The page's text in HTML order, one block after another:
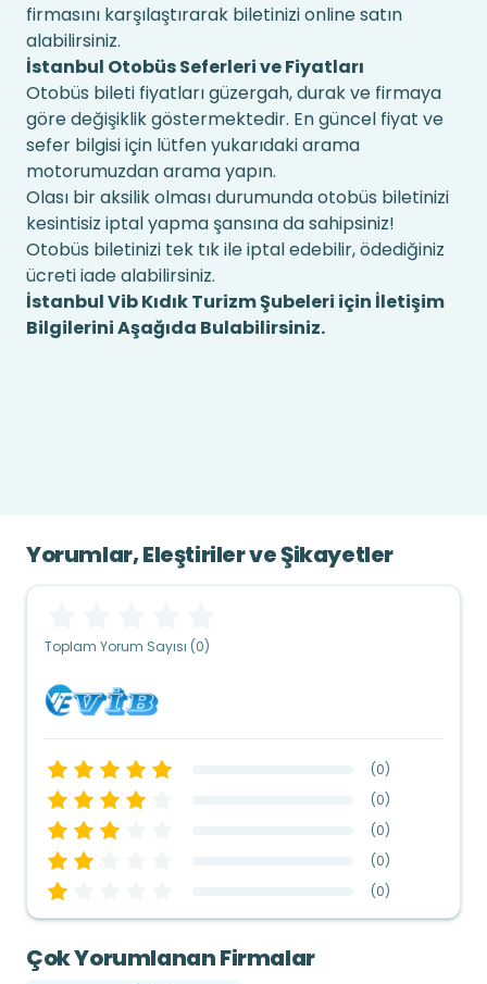
firmasını karşılaştırarak biletinizi online satın
alabilirsiniz.
İstanbul Otobüs Seferleri ve Fiyatları
Otobüs bileti fiyatları güzergah, durak ve firmaya
göre değişiklik göstermektedir. En güncel fiyat ve
sefer bilgisi için lütfen yukarıdaki arama
motorumuzdan arama yapın.
Olası bir aksilik olması durumunda otobüs biletinizi
kesintisiz iptal yapma şansına da sahipsiniz!
Otobüs biletinizi tek tık ile iptal edebilir, ödediğiniz
ücreti iade alabilirsiniz.
İstanbul Vib Kıdık Turizm Şubeleri için İletişim
Bilgilerini Aşağıda Bulabilirsiniz.
Yorumlar, Eleştiriler ve Şikayetler
Toplam Yorum Sayısı (0)
(0)
(0)
(0)
(0)
(0)
Çok Yorumlanan Firmalar